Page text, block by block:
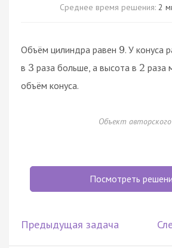
Среднее время решения: 2
Объём цилиндра равен 9. У конуса
в 3 раза больше, а высота в 2 раза
объём конуса.
Объект
Посмотреть
Предыдущая задача